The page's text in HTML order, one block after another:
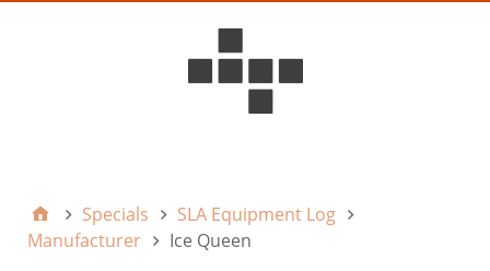
Specials
SLA Equipment Log
Manufacturer
Ice Queen